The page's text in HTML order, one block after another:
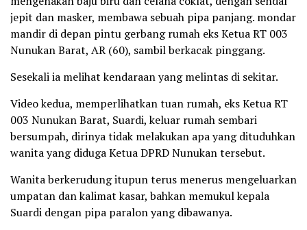
jepit dan masker, membawa sebuah pipa panjang. mondar
mandir di depan pintu gerbang rumah eks Ketua RT 003
Nunukan Barat, AR (60), sambil berkacak pinggang.
Sesekali ia melihat kendaraan yang melintas di sekitar.
Video kedua, memperlihatkan tuan rumah, eks Ketua RT
003 Nunukan Barat, Suardi, keluar rumah sembari
bersumpah, dirinya tidak melakukan apa yang dituduhkan
wanita yang diduga Ketua DPRD Nunukan tersebut.
Wanita berkerudung itupun terus menerus mengeluarkan
umpatan dan kalimat kasar, bahkan memukul kepala
Suardi dengan pipa paralon yang dibawanya.